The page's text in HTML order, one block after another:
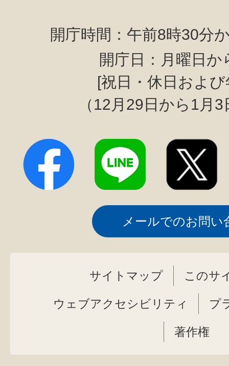
開庁時間：午前8時30分
開庁日：月曜日か
[祝日・休日およ
（12月29日から1月
メールでのお問い
サイトマップ このサ
ウェブアクセシビリティ プ
著作権